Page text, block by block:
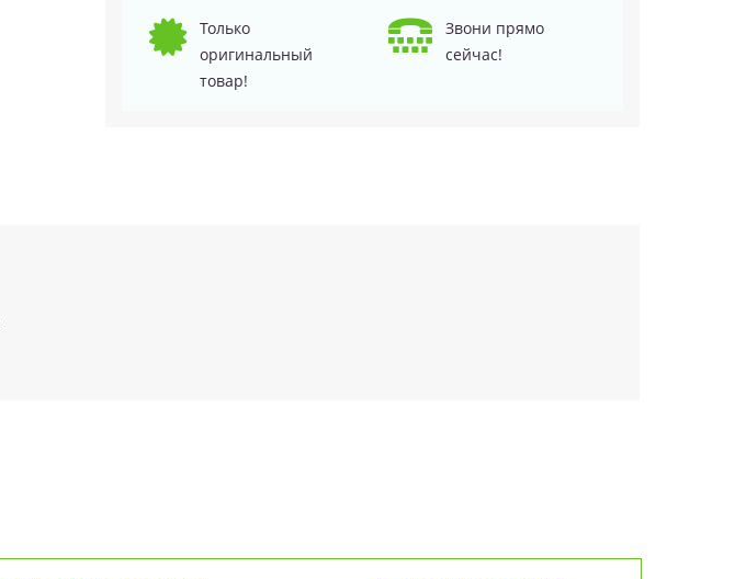
Только
оригинальный
товар!
Звони прямо
сейчас!